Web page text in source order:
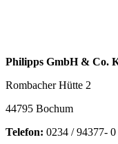
Philipps GmbH & Co.
Rombacher Hütte 2
44795 Bochum
Telefon: 0234 / 94377- 0